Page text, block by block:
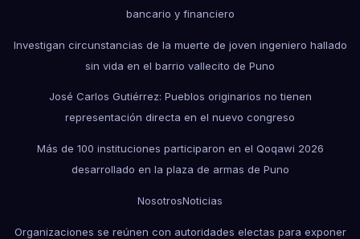
bancario y financiero
Investigan circunstancias de la muerte de joven ingeniero hallado
sin vida en el barrio vallecito de Puno
José Carlos Gutiérrez: Pueblos originarios no tienen
representación directa en el nuevo congreso
Más de 100 instituciones participaron en el Qoqawi 2026
desarrollado en la plaza de armas de Puno
NosotrosNoticias
Organizaciones se reúnen con autoridades electas para exponer